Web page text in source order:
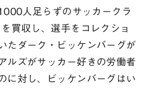
人足らずのサッカークラ
買収し、選手をコレクショ
たダーク・ビッケンバーグが
ルズがサッカー好きの労働者
に対し、ビッケンバーグはい